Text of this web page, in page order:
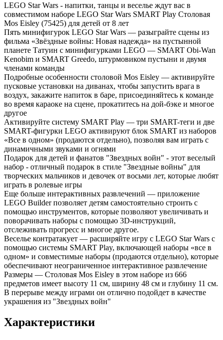
LEGO Star Wars - напитки, танцы и веселье ждут вас в
совместимом наборе LEGO Star Wars SMART Play Столовая
Mos Eisley (75425) для детей от 8 лет
Пять минифигурок LEGO Star Wars — разыграйте сцены из
фильма «Звёздные войны: Новая надежда» на пустынной
планете Татуин с минифигурками LEGO — SMART Obi-Wan
Kenobim и SMART Greedo, штурмовиком пустыни и двумя
членами команды
Подробные особенности столовой Mos Eisley — активируйте
пусковые установки на диванах, чтобы запустить врага в
воздух, закажите напиток в баре, присоединяйтесь к команде
во время караоке на сцене, прокатитесь на дой-бэке и многое
другое
Активируйте систему SMART Play — три SMART-теги и две
SMART-фигурки LEGO активируют блок SMART из наборов
«Все в одном» (продаются отдельно), позволяя вам играть с
динамичными звуками и огнями
Подарок для детей и фанатов "Звездных войн" - этот веселый
набор - отличный подарок в стиле "Звездные войны" для
творческих мальчиков и девочек от восьми лет, которые любят
играть в ролевые игры
Еще больше интерактивных развлечений — приложение
LEGO Builder позволяет детям самостоятельно строить с
помощью инструментов, которые позволяют увеличивать и
поворачивать наборы с помощью 3D-инструкций,
отслеживать прогресс и многое другое.
Веселье контратакует — расширяйте игру с LEGO Star Wars с
помощью системы SMART Play, включающей наборы «все в
одном» и совместимые наборы (продаются отдельно), которые
обеспечивают неограниченное интерактивное развлечение
Размеры — Столовая Mos Eisley в этом наборе из 666
предметов имеет высоту 11 см, ширину 48 см и глубину 11 см.
В перерыве между играми он отлично подойдет в качестве
украшения из "Звездных войн"
Характеристики